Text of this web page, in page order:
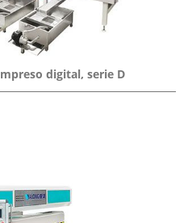
digital, serie D